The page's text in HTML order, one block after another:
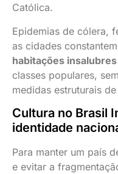
Católica.
Epidemias de cólera,
as cidades
habitações insalubres
classes populares,
medidas estruturais
Cultura no Brasil
identidade
Para manter um país
e evitar a